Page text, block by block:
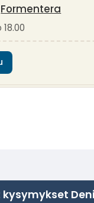
Formentera
18.00
kysymykset